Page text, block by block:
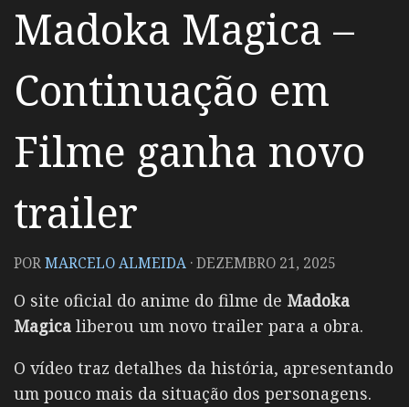
Madoka Magica –
Continuação em
Filme ganha novo
trailer
PORMARCELO ALMEIDA ·DEZEMBRO 21, 2025
O site oficial do anime do filme de Madoka
Magica liberou um novo trailer para a obra.
O vídeo traz detalhes da história, apresentando
um pouco mais da situação dos personagens.